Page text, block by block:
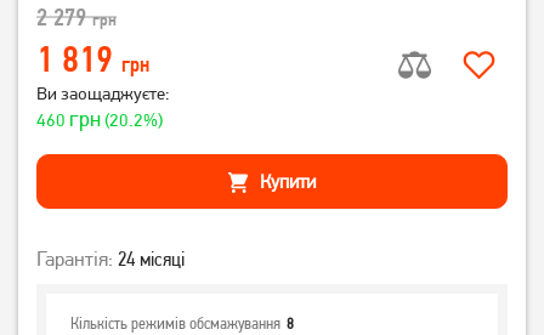
2 279грн
1 819 грн
Ви заощаджуєте:
460 грн(20.2%)
Купити
Гарантія: 24 місяці
Кількість режимів обсмажування 8